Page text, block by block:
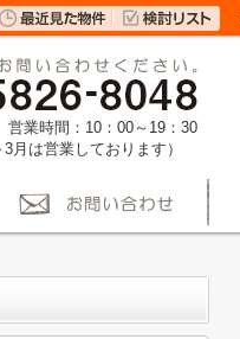
営業時間：10：00～19：30
3月は営業しております）